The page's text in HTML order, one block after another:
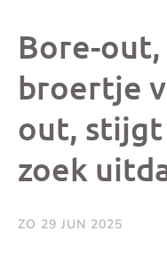
Bore-
broertje
out,
zoek
ZO 29 JUN 2025